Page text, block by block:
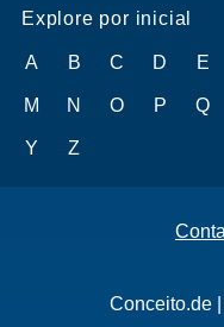
Explore por inicial
A B C D E
M N O P Q
Y Z
Conceito.de